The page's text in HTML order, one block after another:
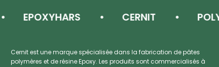
EPOXYHARS CERNIT
Cernit est une marque spécialisée dans la fabrication de pâtes
polymères et de résine Epoxy. Les produits sont commercialisés à